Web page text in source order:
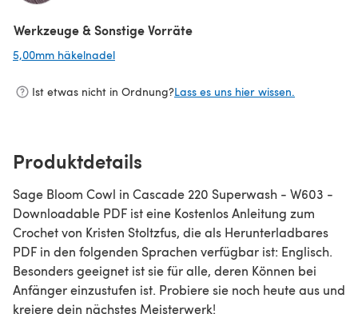
Werkzeuge & Sonstige Vorräte
5,00mm häkelnadel
Ist etwas nicht in Ordnung?Lass es uns hier wissen.
Produktdetails
Sage Bloom Cowl in Cascade 220 Superwash - W603 -
Downloadable PDF ist eine Kostenlos Anleitung zum
Crochet von Kristen Stoltzfus, die als Herunterladbares
PDF in den folgenden Sprachen verfügbar ist: Englisch.
Besonders geeignet ist sie für alle, deren Können bei
Anfänger einzustufen ist. Probiere sie noch heute aus und
kreiere dein nächstes Meisterwerk!